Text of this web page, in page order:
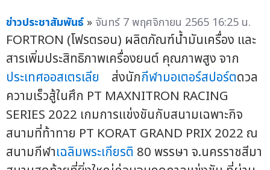
ข่าวประชาสัมพันธ์ » จันทร์ 7 พฤศจิกายน 2565 16:25 น.
FORTRON (โฟรตรอน) ผลิตภัณฑ์น้ำมันเครื่อง และ
สารเพิ่มประสิทธิภาพเครื่องยนต์ คุณภาพสูง จาก
ประเทศออสเตรเลีย ส่งนักกีฬามอเตอร์สปอร์ตดวล
ความเร็วสู้ในศึก PT MAXNITRON RACING
SERIES 2022 เกมการแข่งขันกับสนามเฉพาะกิจ
สนามที่ท้าทาย PT KORAT GRAND PRIX 2022 ณ
สนามกีฬาเฉลิมพระเกียรติ 80 พรรษา จ.นครราชสีมา